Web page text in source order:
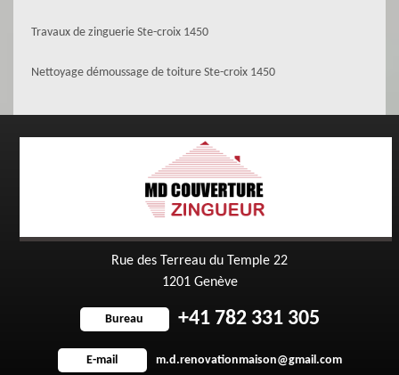
Travaux de zinguerie Ste-croix 1450
Nettoyage démoussage de toiture Ste-croix 1450
Rue des Terreau du Temple 22
1201 Genève
Bureau +41 782 331 305
E-mail m.d.renovationmaison@gmail.com